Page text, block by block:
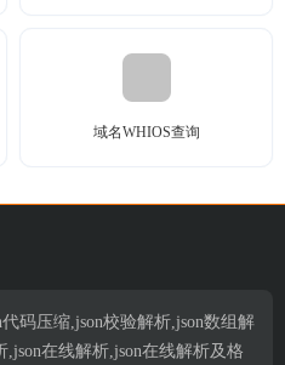
域名WHIOS查询
码压缩,json校验解析,json数组解
,json在线解析,json在线解析及格